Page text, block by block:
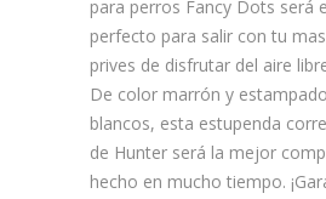
para perros Fancy Dots será
perfecto para salir con tu
prives de disfrutar del aire
De color marrón y
blancos, esta estupenda
de Hunter será la mejor
hecho en mucho tiempo.